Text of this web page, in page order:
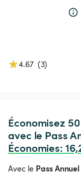
4.67 (3)
Économisez
avec le Pass
Économies:
Avec le Pass